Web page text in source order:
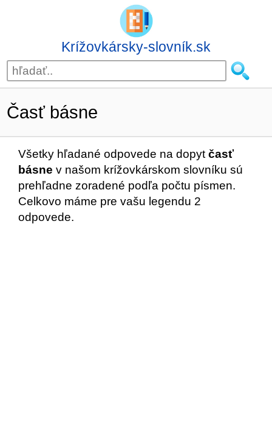
Krížovkársky-slovník.sk
Časť básne
Všetky hľadané odpovede na dopyt časť
básne v našom krížovkárskom slovníku sú
prehľadne zoradené podľa počtu písmen.
Celkovo máme pre vašu legendu 2
odpovede.